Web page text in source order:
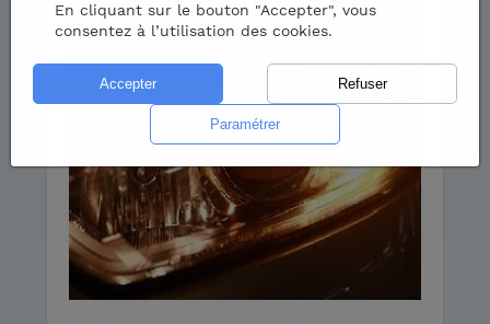
En cliquant sur le bouton "Accepter", vous
consentez à l’utilisation des cookies.